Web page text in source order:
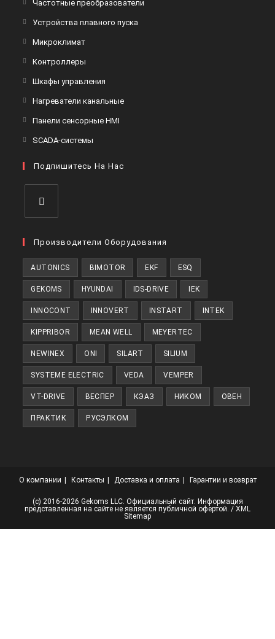
Частотные преобразователи
Устройства плавного пуска
Микроклимат
Контроллеры
Шкафы управления
Нагреватели канальные
Панели сенсорные HMI
SCADA-системы
Подпишитесь На Нас
Производители Оборудования
AUTONICS BIMOTOR EKF ESQ
GEKOMS HYUNDAI IDS-DRIVE IEK
INNOCONT INNOVERT INSTART INTEK
KIPPRIBOR MEAN WELL MEYERTEC
NEWINEX ONI SILART SILIUM
SYSTEME ELECTRIC VEDA VEMPER
VT-DRIVE ВЕСПЕР КЭАЗ НИКОМ ОВЕН
ПРАКТИК РУСЭЛКОМ
О компании Контакты Доставка и оплата Гарантии и возврат
(с) 2016-2026 Gekoms LLC. Официальный сайт. Информация
представленная на сайте не является публичной офертой. / XML
Sitemap